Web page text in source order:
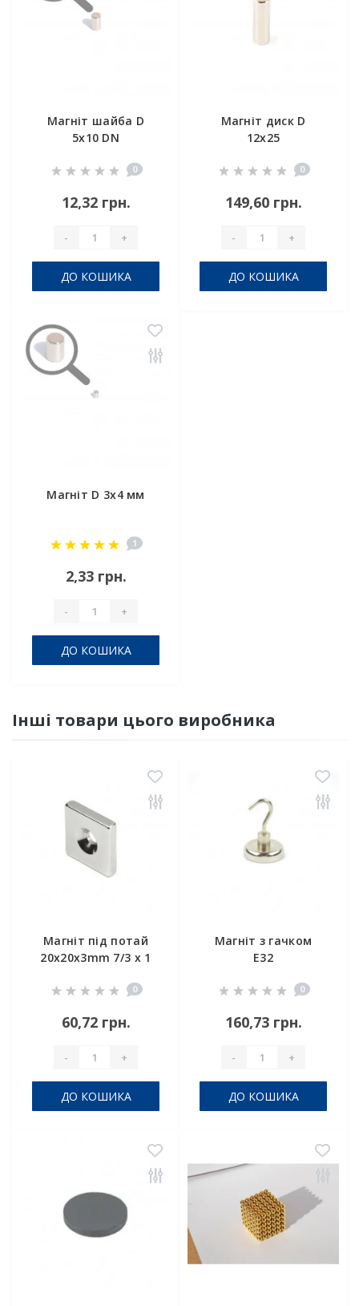
Магніт шайба D
5x10 DN
0
12,32 грн.
- +
ДО КОШИКА
Магніт диск D
12x25
0
149,60 грн.
- +
ДО КОШИКА
Магніт D 3х4 мм
1
2,33 грн.
- +
ДО КОШИКА
Інші товари цього виробника
Магніт під потай
20x20x3mm 7/3 х 1
0
60,72 грн.
- +
ДО КОШИКА
Магніт з гачком
E32
0
160,73 грн.
- +
ДО КОШИКА